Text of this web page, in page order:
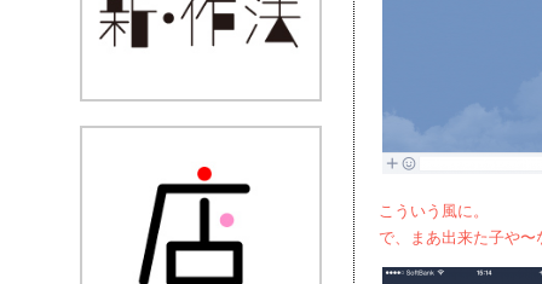
こういう風に。
で、まあ出来た子や